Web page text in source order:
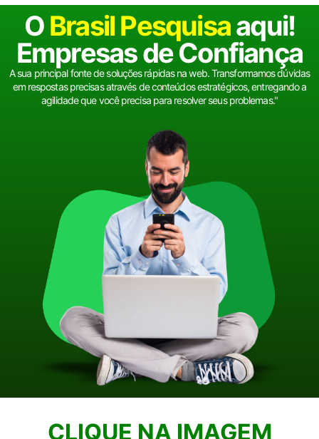
OBrasil Pesquisaaqui!
Empresas de Confiança
A sua principal fonte de soluções rápidas na web. Transformamos dúvidas
em respostas precisas através de conteúdos estratégicos, entregando a
agilidade que você precisa para resolver seus problemas."
CLIQUE NA IMAGEM